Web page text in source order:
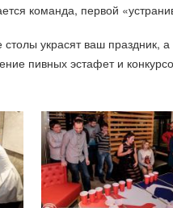
команда, первой
украсят ваш праздник,
пивных эстафет и